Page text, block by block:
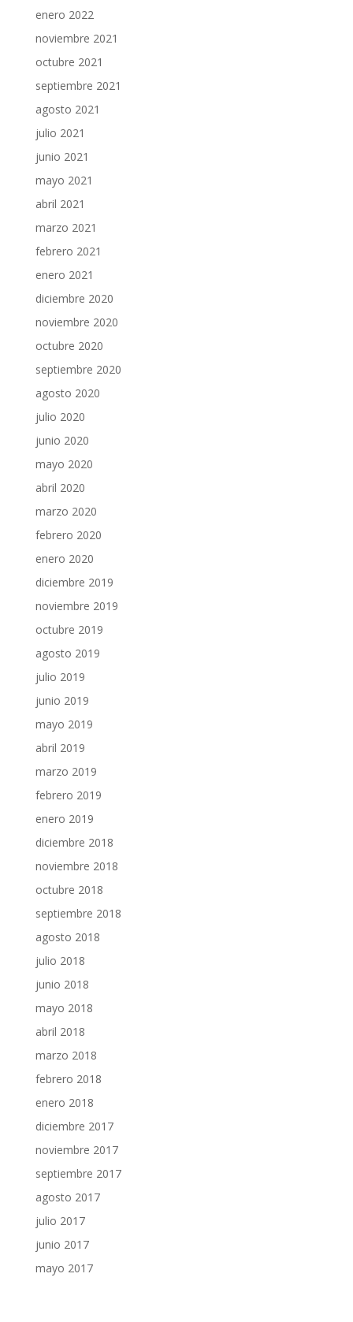
enero 2022
noviembre 2021
octubre 2021
septiembre 2021
agosto 2021
julio 2021
junio 2021
mayo 2021
abril 2021
marzo 2021
febrero 2021
enero 2021
diciembre 2020
noviembre 2020
octubre 2020
septiembre 2020
agosto 2020
julio 2020
junio 2020
mayo 2020
abril 2020
marzo 2020
febrero 2020
enero 2020
diciembre 2019
noviembre 2019
octubre 2019
agosto 2019
julio 2019
junio 2019
mayo 2019
abril 2019
marzo 2019
febrero 2019
enero 2019
diciembre 2018
noviembre 2018
octubre 2018
septiembre 2018
agosto 2018
julio 2018
junio 2018
mayo 2018
abril 2018
marzo 2018
febrero 2018
enero 2018
diciembre 2017
noviembre 2017
septiembre 2017
agosto 2017
julio 2017
junio 2017
mayo 2017